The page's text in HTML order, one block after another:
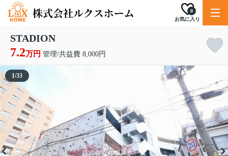
お気に入り
0
STADION
7.2万円 管理/共益費 8,000円
1/33